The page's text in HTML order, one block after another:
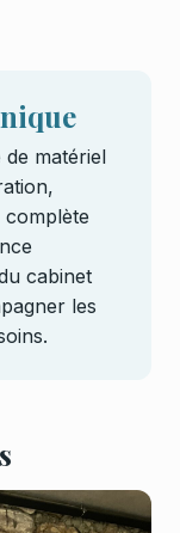
matériel
cabinet
les